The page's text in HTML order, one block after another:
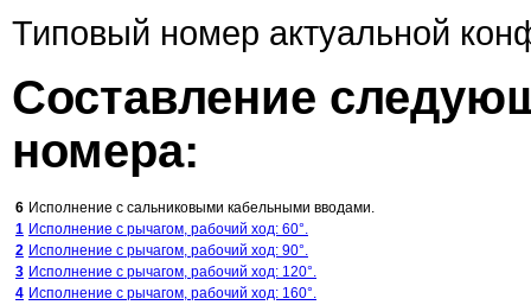
Типовый номер актуальной
Составление
номера:
6 Исполнение с сальниковыми кабельными вводами.
1 Исполнение с рычагом, рабочий ход: 60°.
2 Исполнение с рычагом, рабочий ход: 90°.
3 Исполнение с рычагом, рабочий ход: 120°.
4 Исполнение с рычагом, рабочий ход: 160°.